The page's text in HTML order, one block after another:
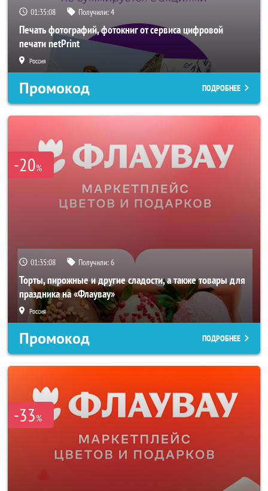
01:35:06 Получили:4
Печать фотографий, фотокниг от сервиса цифровой
печати netPrint
Россия
Промокод ПОДРОБНЕЕ
-20%
01:35:06 Получили:6
Торты, пирожные и другие сладости, а также товары для
праздника на «Флаувау»
Россия
Промокод ПОДРОБНЕЕ
-33%